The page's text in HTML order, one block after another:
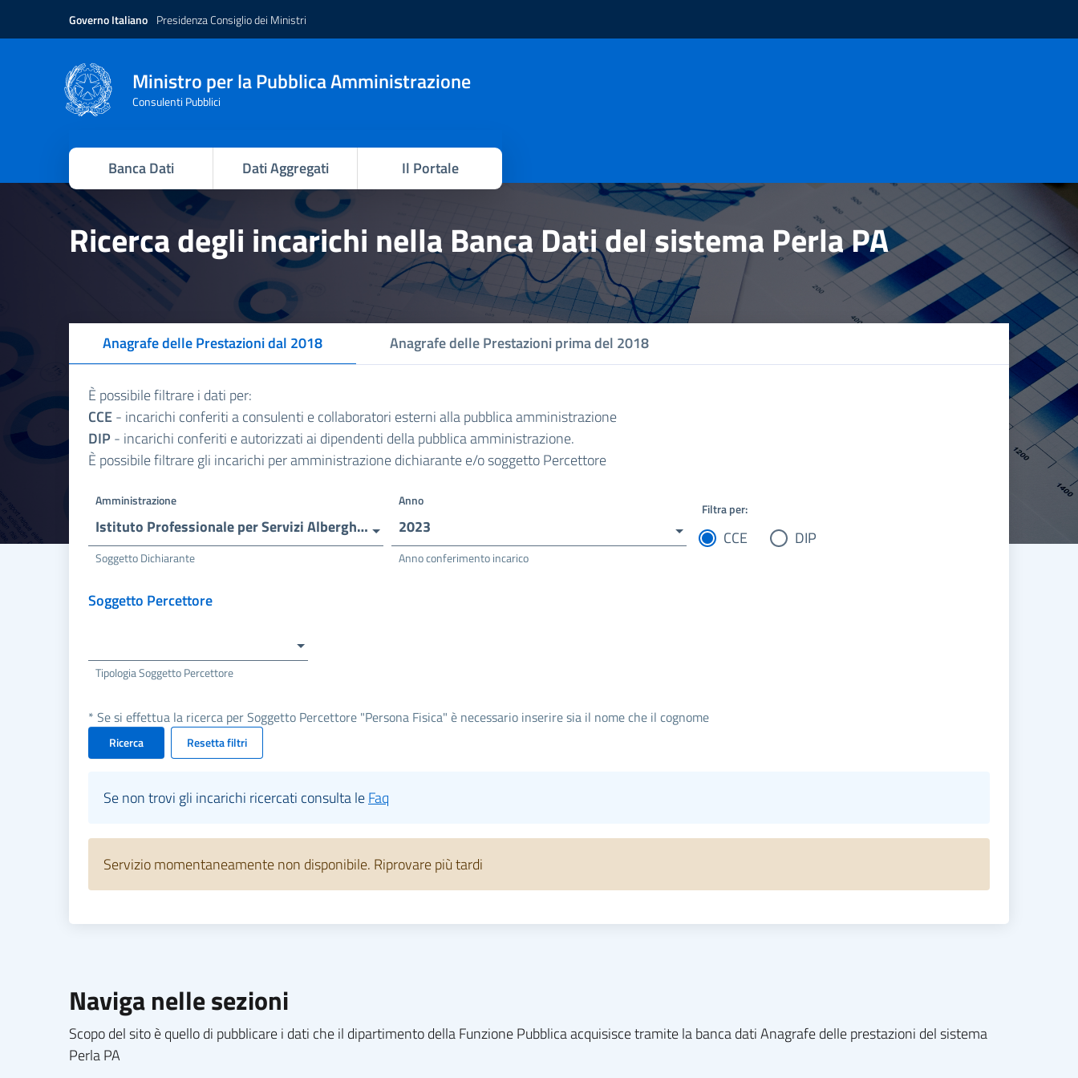
Governo Italiano Presidenza Consiglio dei Ministri
Ministro per la Pubblica Amministrazione
Consulenti Pubblici
Banca Dati Dati Aggregati Il Portale
Ricerca degli incarichi nella Banca Dati del sistema Perla PA
Anagrafe delle Prestazioni dal 2018 Anagrafe delle Prestazioni prima del 2018
È possibile filtrare i dati per:
CCE- incarichi conferiti a consulenti e collaboratori esterni alla pubblica amministrazione
DIP - incarichi conferiti e autorizzati ai dipendenti della pubblica amministrazione.
È possibile filtrare gli incarichi per amministrazione dichiarante e/o soggetto Percettore
Amministrazione
Istituto Professionale per Servizi Alberghieri e della Ristorazione - Ipsar Costa Smeralda Arzachena
Soggetto Dichiarante
Anno
2023
Anno conferimento incarico
Filtra per:
CCE DIP
Soggetto Percettore
Tipologia Soggetto Percettore
* Se si effettua la ricerca per Soggetto Percettore "Persona Fisica" è necessario inserire sia il nome che il cognome
Ricerca Resetta filtri
Se non trovi gli incarichi ricercati consulta leFaq
Servizio momentaneamente non disponibile. Riprovare più tardi
Naviga nelle sezioni
Scopo del sito è quello di pubblicare i dati che il dipartimento della Funzione Pubblica acquisisce tramite la banca dati Anagrafe delle prestazioni del sistema
Perla PA